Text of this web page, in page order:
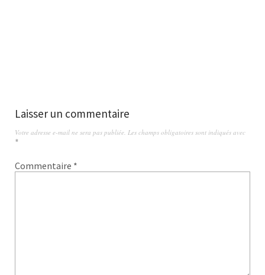
Laisser un commentaire
Votre adresse e-mail ne sera pas publiée. Les champs obligatoires sont indiqués avec
*
Commentaire *